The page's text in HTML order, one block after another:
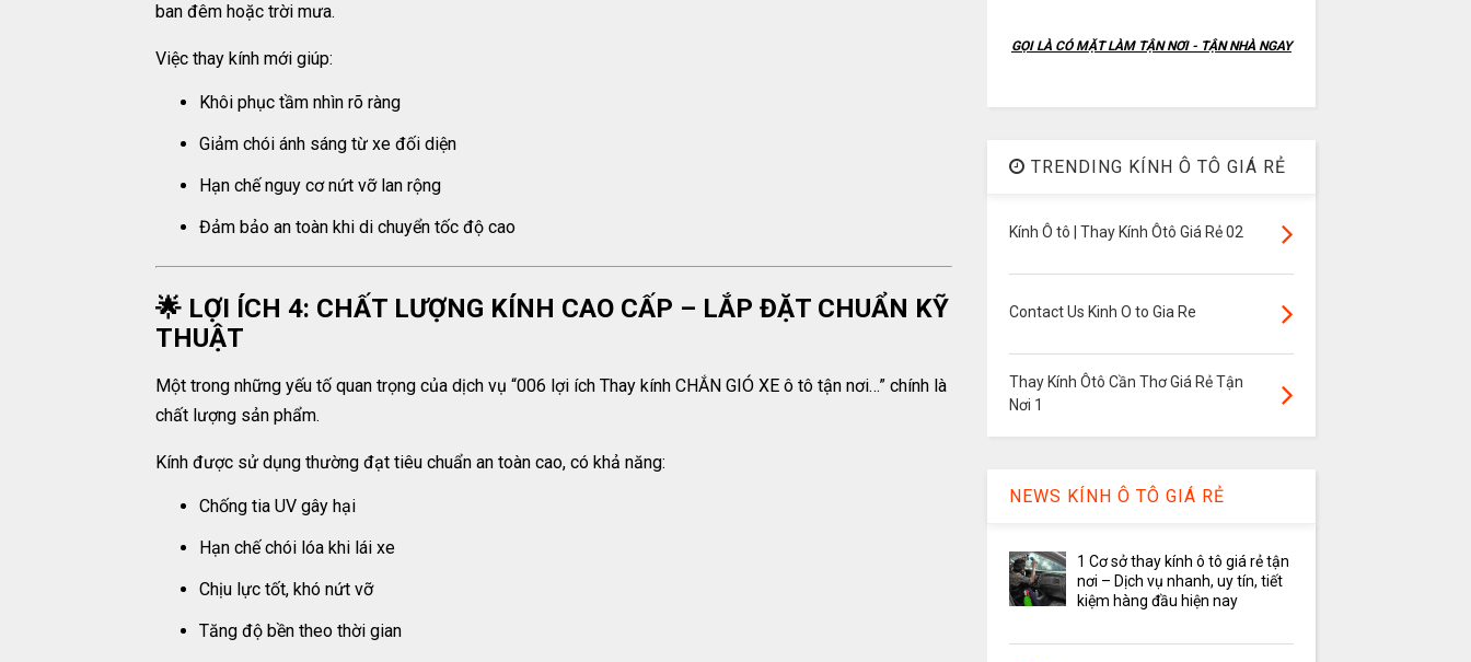
ban đêm hoặc trời mưa.
Việc thay kính mới giúp:
Khôi phục tầm nhìn rõ ràng
Giảm chói ánh sáng từ xe đối diện
Hạn chế nguy cơ nứt vỡ lan rộng
Đảm bảo an toàn khi di chuyển tốc độ cao
🌟 LỢI ÍCH 4: CHẤT LƯỢNG KÍNH CAO CẤP – LẮP ĐẶT CHUẨN KỸ
THUẬT
Một trong những yếu tố quan trọng của dịch vụ “006 lợi ích Thay kính CHẮN GIÓ XE ô tô tận nơi…” chính là
chất lượng sản phẩm.
Kính được sử dụng thường đạt tiêu chuẩn an toàn cao, có khả năng:
Chống tia UV gây hại
Hạn chế chói lóa khi lái xe
Chịu lực tốt, khó nứt vỡ
Tăng độ bền theo thời gian
GỌI LÀ CÓ MẶT LÀM TẬN NƠI - TẬN NHÀ NGAY
TRENDING KÍNH Ô TÔ GIÁ RẺ
Kính Ô tô | Thay Kính Ôtô Giá Rẻ 02
Contact Us Kinh O to Gia Re
Thay Kính Ôtô Cần Thơ Giá Rẻ Tận
Nơi 1
NEWS KÍNH Ô TÔ GIÁ RẺ
1 Cơ sở thay kính ô tô giá rẻ tận
nơi – Dịch vụ nhanh, uy tín, tiết
kiệm hàng đầu hiện nay